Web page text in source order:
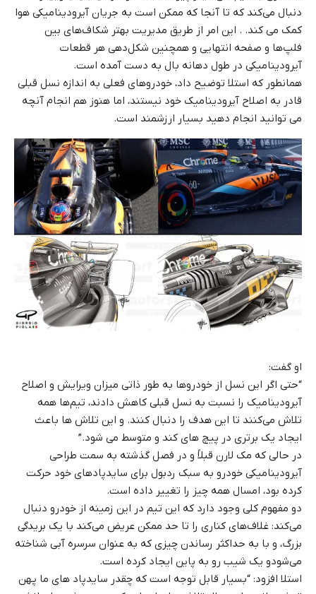
دنبال می‌کند که تا آنجا که ممکن است به جریان آیرودینامیکی هوا
کمک می کند. . این امر از طریق مدیریت بهتر شکاف‌های بین
فلپ‌ها و صفحه انتهایی و همچنین شکل‌دهی هر قطعات
آیرودینامیکی در طول دهانه بال به دست آمده است.
همانطور که استلا توضیح داد، خودروهای فعلی به اندازه نسل قبلی
قادر به اصلاح آیرودینامیک خود نیستند، اما هنوز هم انجام آنچه
می توانید انجام دهید بسیار ارزشمند است.
او گفت:
“حتی اگر این نسل از خودروها به طور ذاتی میزان ویرایش و اصلاح
آیرودینامیک را نسبت به نسل قبلی کاهش دادند، تیم‌ها همه
تلاش می‌کنند تا این هدف را دنبال کنند. و این تلاش ها باعث
ایجاد یک برتری در پیچ های کند و متوسط می شود.”
در حالی که مک لارن قبلاً و در فصل گذشته به سمت طراحی
آیرودینامیکی خودرو به سبک ردبول برای سایدپادهای خود حرکت
کرده بود، امسال همه چیز را تغییر داده است.
دو مفهوم کلی وجود دارد که این تیم در این زمینه از خودرو دنبال
می‌کند: غلاف‌های کناری را تا حد ممکن عریض می‌کند با یک بریدگی
بزرگ، و با به حداکثر رساندن چیزی که به عنوان سرسره آبی شناخته
می‌شودو یک شیب رو به پاین ایجاد کرده است.
استلا افزود: “بسیار قابل توجه است که چقدر سایدپاد های ما پهن